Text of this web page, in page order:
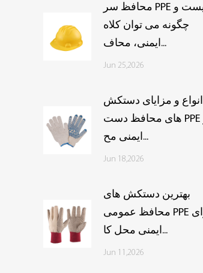
محافظ سر PPE چیست و
چگونه می توان کلاه
ایمنی، محاف...
Jun 25,2026
انواع و مزایای دستکش
های محافظ دست PPE در
ایمنی مح...
Jun 18,2026
بهترین دستکش های
محافظ عمومی PPE برای
ایمنی محل کا...
Jun 11,2026